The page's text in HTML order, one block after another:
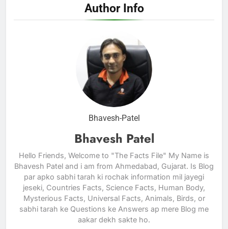
Author Info
Bhavesh-Patel
Bhavesh Patel
Hello Friends, Welcome to "The Facts File" My Name is
Bhavesh Patel and i am from Ahmedabad, Gujarat. Is Blog
par apko sabhi tarah ki rochak information mil jayegi
jeseki, Countries Facts, Science Facts, Human Body,
Mysterious Facts, Universal Facts, Animals, Birds, or
sabhi tarah ke Questions ke Answers ap mere Blog me
aakar dekh sakte ho.